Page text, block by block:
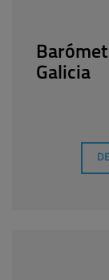
Galicia